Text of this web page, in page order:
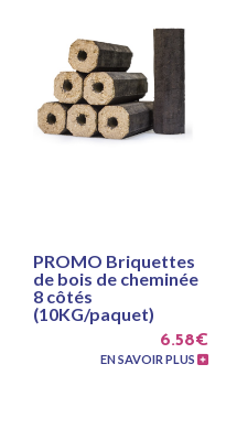
PROMO Briquettes
de bois de cheminée
8 côtés
(10KG/paquet)
6.58€
EN SAVOIR PLUS